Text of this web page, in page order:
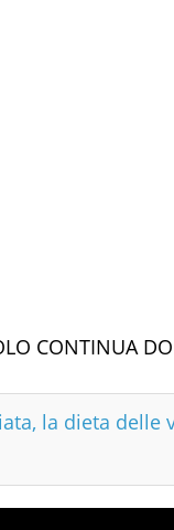
CONTINUA
la dieta